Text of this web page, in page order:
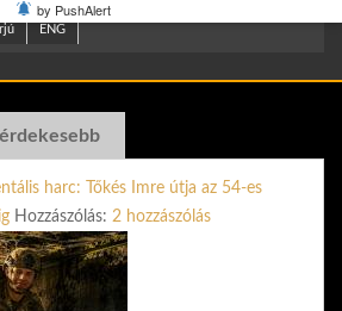
ENG
harc: Tőkés Imre útja az 54-es
Hozzászólás: 2 hozzászólás
by PushAlert